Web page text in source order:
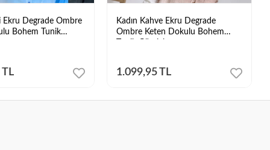
Ekru Degrade Ombre
Bohem Tunik
TL
Kadın Kahve Ekru Degrade
Ombre Keten Dokulu Bohem
1.099,95 TL